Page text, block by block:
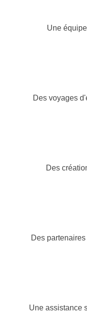
Une
Des voyages
Des
Des partenaires
Une assistance